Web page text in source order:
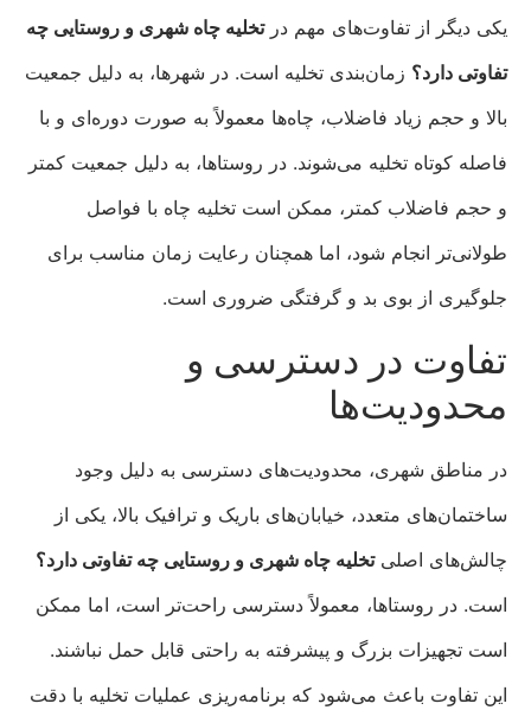
یکی دیگر از تفاوت‌های مهم درتخلیه چاه شهری و روستایی چه
تفاوتی دارد؟ زمان‌بندی تخلیه است. در شهرها، به دلیل جمعیت
بالا و حجم زیاد فاضلاب، چاه‌ها معمولاً به صورت دوره‌ای و با
فاصله کوتاه تخلیه می‌شوند. در روستاها، به دلیل جمعیت کمتر
و حجم فاضلاب کمتر، ممکن است تخلیه چاه با فواصل
طولانی‌تر انجام شود، اما همچنان رعایت زمان مناسب برای
جلوگیری از بوی بد و گرفتگی ضروری است.
تفاوت در دسترسی و
محدودیت‌ها
در مناطق شهری، محدودیت‌های دسترسی به دلیل وجود
ساختمان‌های متعدد، خیابان‌های باریک و ترافیک بالا، یکی از
چالش‌های اصلیتخلیه چاه شهری و روستایی چه تفاوتی دارد؟
است. در روستاها، معمولاً دسترسی راحت‌تر است، اما ممکن
است تجهیزات بزرگ و پیشرفته به راحتی قابل حمل نباشند.
این تفاوت باعث می‌شود که برنامه‌ریزی عملیات تخلیه با دقت